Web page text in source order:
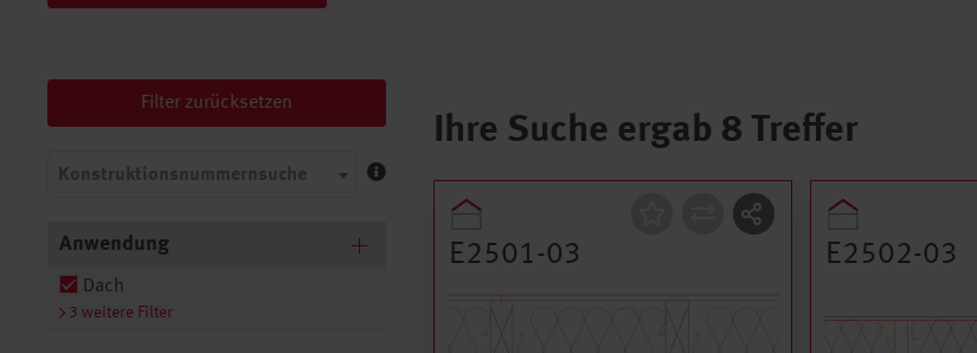
Filter zurücksetzen
Konstruktionsnummernsuche
Anwendung
Dach
3 weitere Filter
Ihre Suche ergab 8 Treffer
Konstruktion
E2501-03 Konstruktion
E2502-03